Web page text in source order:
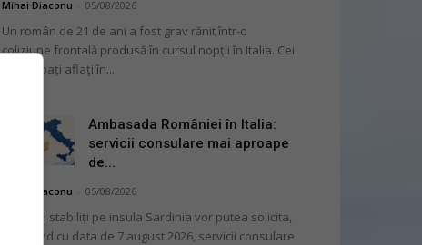
Mihai Diaconu 05/08/2026
Un român de 21 de ani a fost grav rănit într-o
coliziune frontală produsă în cursul nopții în Italia. Cei
doi bărbați aflați în...
Ambasada României în Italia:
servicii consulare mai aproape
de...
Mihai Diaconu 05/08/2026
Românii stabiliți pe insula Sardinia vor putea solicita,
începând cu data de 7 august 2026, servicii consulare